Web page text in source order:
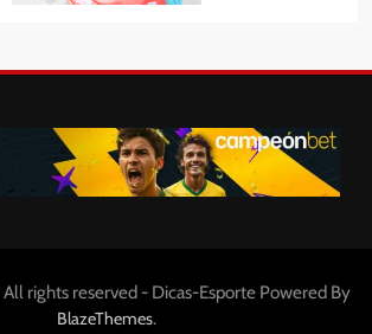
rights reserved - Dicas-Esporte Powered By
BlazeThemes.